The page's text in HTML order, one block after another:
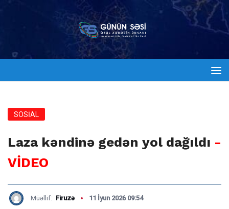
SOSİAL
Laza kəndinə gedən yol dağıldı -
VİDEO
Müəllif: Firuzə 11 İyun 2026 09:54